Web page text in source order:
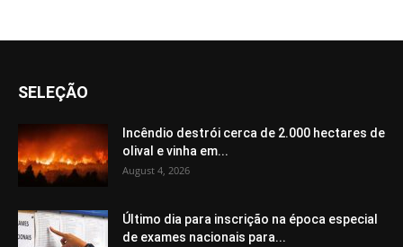
SELEÇÃO
Incêndio destrói cerca de 2.000 hectares de
olival e vinha em...
August 4, 2026
Último dia para inscrição na época especial
de exames nacionais para...